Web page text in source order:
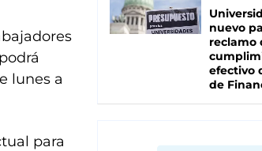
lunes a
para
nuevo
reclamo
efectivo
de